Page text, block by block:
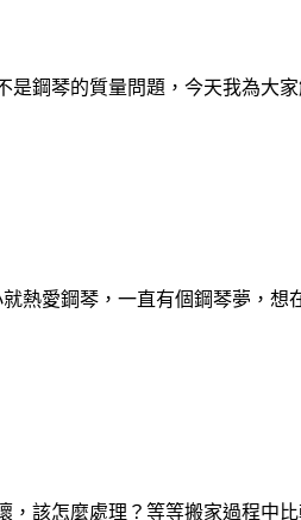
鋼琴的質量問題，今天我為大
熱愛鋼琴，一直有個鋼琴夢，
該怎麼處理？等等搬家過程中